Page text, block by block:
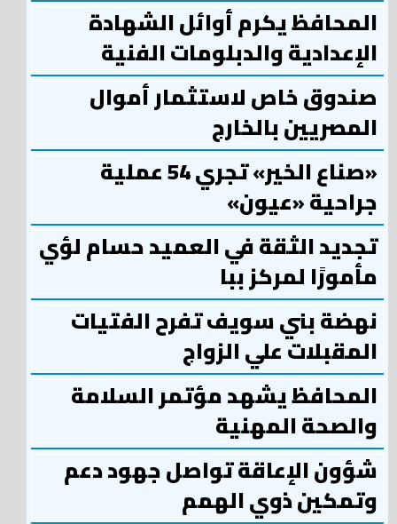
المحافظ يكرم أوائل الشهادة
الإعدادية والدبلومات الفنية
صندوق خاص لاستثمار أموال
المصريين بالخارج
«صناع الخير» تجري 54 عملية
جراحية «عيون»
تجديد الثقة في العميد حسام لؤي
مأمورًا لمركز ببا
نهضة بني سويف تفرح الفتيات
المقبلات علي الزواج
المحافظ يشهد مؤتمر السلامة
والصحة المهنية
شؤون الإعاقة تواصل جهود دعم
وتمكين ذوي الهمم